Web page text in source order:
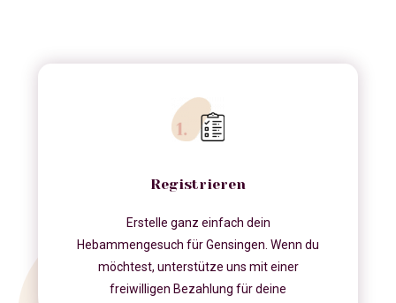
Registrieren
Erstelle ganz einfach dein
Hebammengesuch für Gensingen. Wenn du
möchtest, unterstütze uns mit einer
freiwilligen Bezahlung für deine